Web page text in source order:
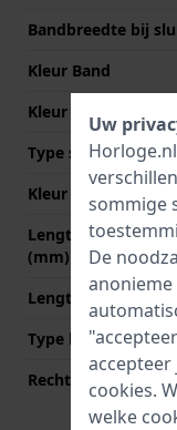
Bandbreedte bij
Kleur Band
Kleur stiksel
Type sluiting
Kleur sluiting
Lengte band op 12
(mm)
Lengte band op 6
Type bevestiging
Rechte bandaanzet
Uw
sommige
De
cookies.
welke